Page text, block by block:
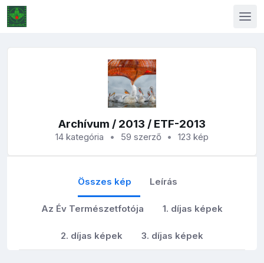
Archívum / 2013 / ETF-2013
14 kategória 59 szerző 123 kép
Összes kép Leírás
Az Év Természetfotója 1. díjas képek
2. díjas képek 3. díjas képek